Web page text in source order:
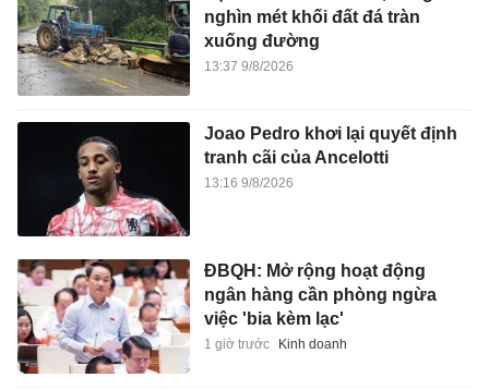
nghìn mét khối đất đá tràn
xuống đường
13:37 9/8/2026
Joao Pedro khơi lại quyết định
tranh cãi của Ancelotti
13:16 9/8/2026
ĐBQH: Mở rộng hoạt động
ngân hàng cần phòng ngừa
việc 'bia kèm lạc'
1 giờ trước Kinh doanh